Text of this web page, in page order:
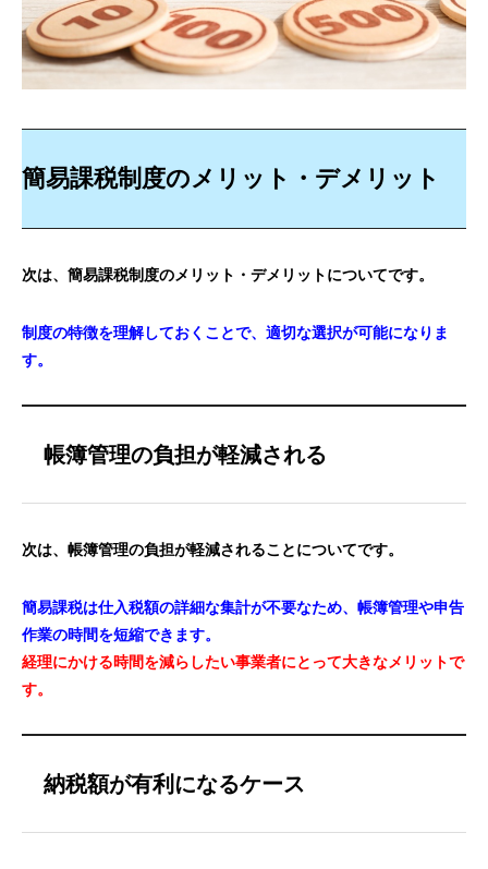
簡易課税制度のメリット・デメリット
次は、簡易課税制度のメリット・デメリットについてです。
制度の特徴を理解しておくことで、適切な選択が可能になりま
す。
帳簿管理の負担が軽減される
次は、帳簿管理の負担が軽減されることについてです。
簡易課税は仕入税額の詳細な集計が不要なため、帳簿管理や申告
作業の時間を短縮できます。
経理にかける時間を減らしたい事業者にとって大きなメリットで
す。
納税額が有利になるケース